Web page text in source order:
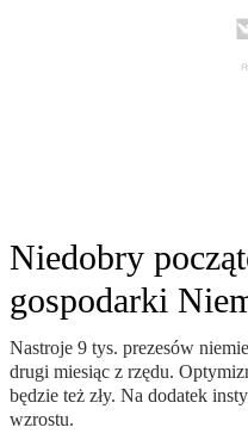
Niedobry
gospodarki
Nastroje 9 tys. prezesów
drugi miesiąc z rzędu.
będzie też zły. Na dodatek
wzrostu.